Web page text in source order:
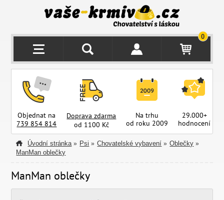
0
Objednat na
739 854 814
Doprava zdarma
od 1100 Kč
Na trhu
od roku 2009
29.000+
hodnocení
Úvodní stránka » Psi » Chovatelské vybavení » Oblečky »
ManMan oblečky
ManMan oblečky